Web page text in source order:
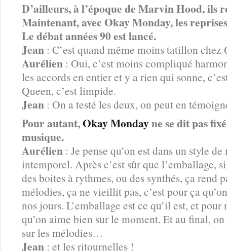
D’ailleurs, à l’époque de Marvin Hood, ils
Maintenant, avec Okay Monday, les
Le débat années 90 est lancé.
Jean : C’est quand même moins tatillon chez
Aurélien : Oui, c’est moins compliqué
les accords en entier et y a rien qui sonne,
Queen, c’est limpide.
Jean : On a testé les deux, on peut en
Pour autant,Okay Mondayne se dit pas
musique.
Aurélien : Je pense qu’on est dans un style
intemporel. Après c’est sûr que l’emballage,
des boites à rythmes, ou des synthés, ça rend
mélodies, ça ne vieillit pas, c’est pour ça
nos jours. L’emballage est ce qu’il est, et
qu’on aime bien sur le moment. Et au final,
sur les mélodies…
Jean : et les ritournelles !